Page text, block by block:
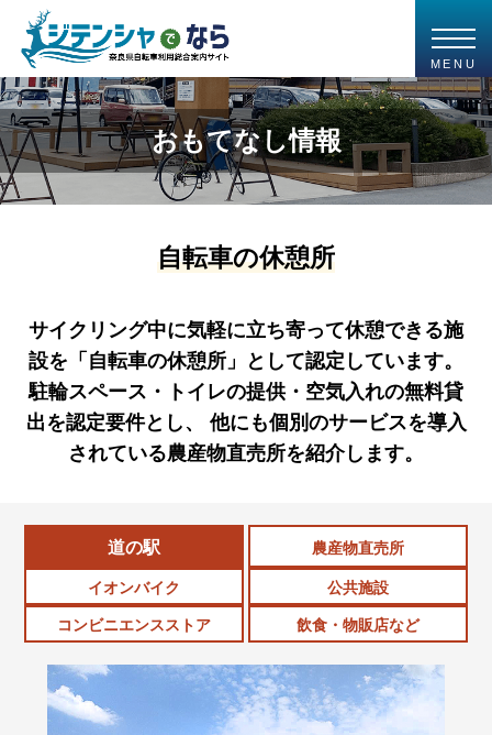
MENU
おもてなし情報
自転車の休憩所
サイクリング中に気軽に立ち寄って休憩できる施
設を「自転車の休憩所」として認定しています。
駐輪スペース・トイレの提供・空気入れの無料貸
出を認定要件とし、
他にも個別のサービスを導入
されている農産物直売所を紹介します。
道の駅 農産物直売所
イオンバイク 公共施設
コンビニエンスストア 飲食・物販店など